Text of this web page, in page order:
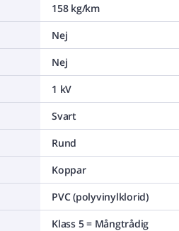
158 kg/km
Nej
Nej
1 kV
Svart
Rund
Koppar
PVC (polyvinylklorid)
Klass 5 = Mångtrådig